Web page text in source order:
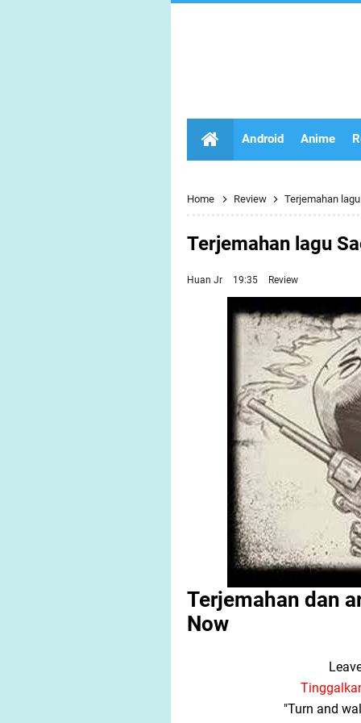
Android Anime
Home Review Terjemahan
Terjemahan lagu
Huan Jr 19:35 Review
Terjemahan dan
Now
"Turn and